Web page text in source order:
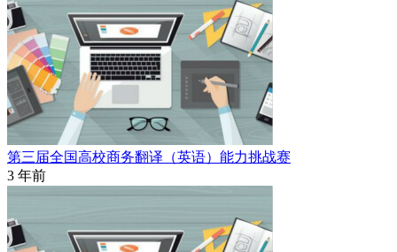
第三届全国高校商务翻译（英语）能力挑战赛
3 年前